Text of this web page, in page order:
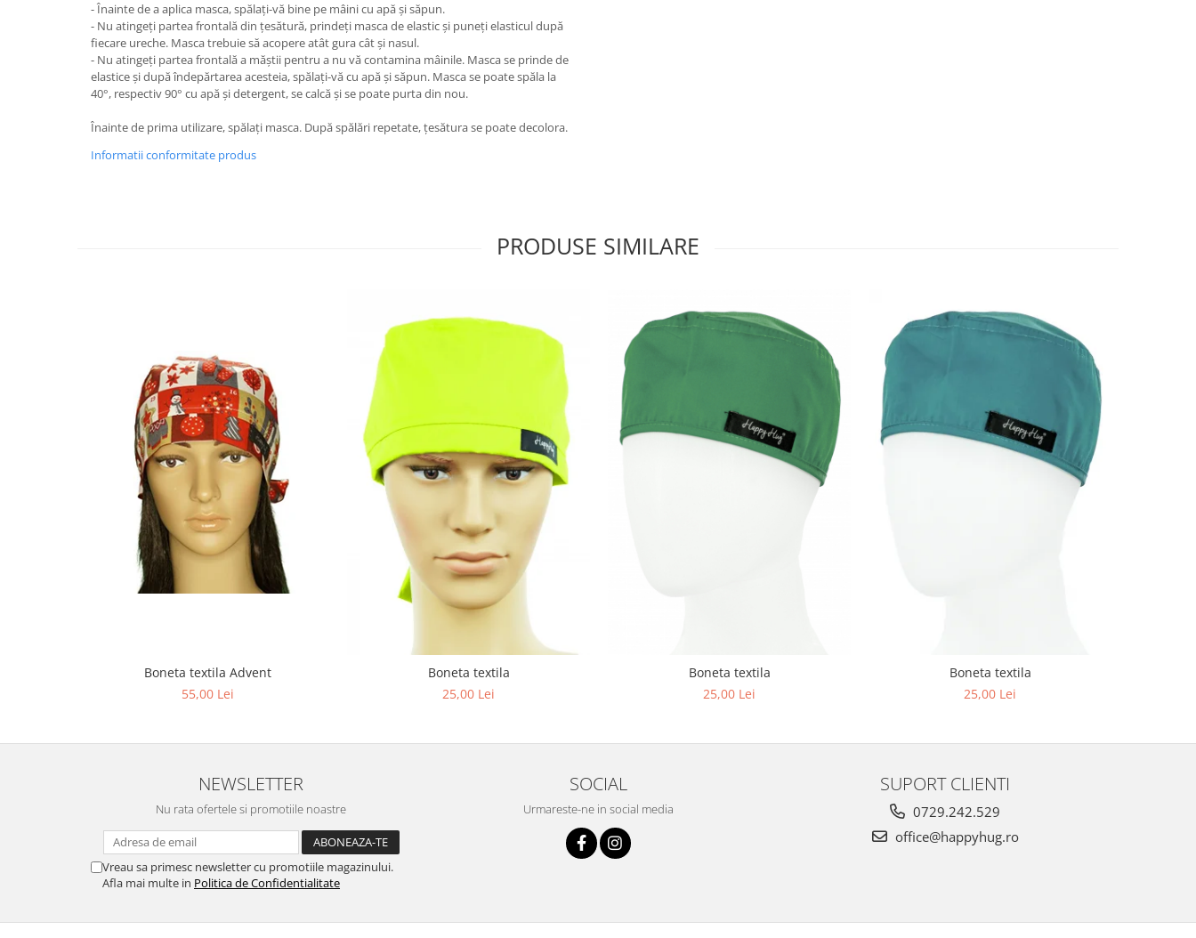
- Înainte de a aplica masca, spălați-vă bine pe mâini cu apă și săpun.
- Nu atingeți partea frontală din țesătură, prindeți masca de elastic și puneți elasticul după
fiecare ureche. Masca trebuie să acopere atât gura cât și nasul.
- Nu atingeți partea frontală a măștii pentru a nu vă contamina mâinile. Masca se prinde de
elastice și după îndepărtarea acesteia, spălați-vă cu apă și săpun. Masca se poate spăla la
40°, respectiv 90° cu apă și detergent, se calcă și se poate purta din nou.
Înainte de prima utilizare, spălați masca. După spălări repetate, țesătura se poate decolora.
Informatii conformitate produs
PRODUSE SIMILARE
Boneta textila Advent
55,00 Lei
Boneta textila
25,00 Lei
Boneta textila
25,00 Lei
Boneta textila
25,00 Lei
NEWSLETTER
Nu rata ofertele si promotiile noastre
Vreau sa primesc newsletter cu promotiile magazinului.
Afla mai multe in Politica de Confidentialitate
SOCIAL
Urmareste-ne in social media
SUPORT CLIENTI
0729.242.529
office@happyhug.ro